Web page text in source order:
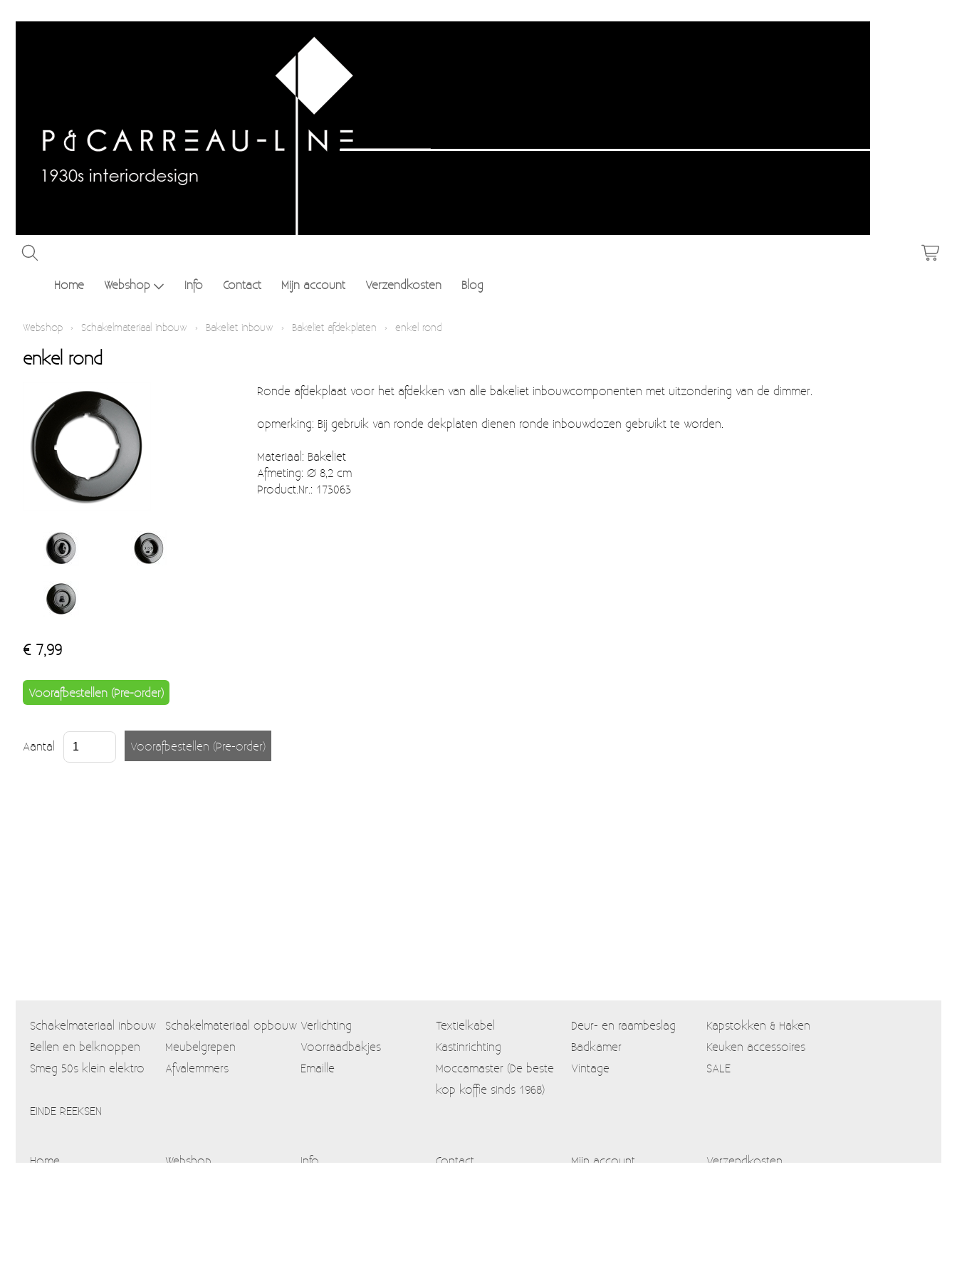
Home Webshop Info Contact Mijn account Verzendkosten Blog
Webshop › Schakelmateriaal inbouw › Bakeliet inbouw › Bakeliet afdekplaten › enkel rond
enkel rond
Ronde afdekplaat voor het afdekken van alle bakeliet inbouwcomponenten met uitzondering van de dimmer.
opmerking: Bij gebruik van ronde dekplaten dienen ronde inbouwdozen gebruikt te worden.
Materiaal: Bakeliet
Afmeting: Ø 8,2 cm
Product.Nr.: 173063
€ 7,99
Voorafbestellen (Pre-order)
Aantal
Schakelmateriaal inbouw Schakelmateriaal opbouw Verlichting Textielkabel Deur- en raambeslag
Kapstokken & Haken
Bellen en belknoppen
Meubelgrepen Voorraadbakjes Kastinrichting Badkamer
Keuken accessoires
Smeg 50s klein elektro
Afvalemmers Emaille
Moccamaster (De beste
kop koffie sinds 1968)
Vintage SALE
EINDE REEKSEN
Home Webshop Info Contact Mijn account
Verzendkosten